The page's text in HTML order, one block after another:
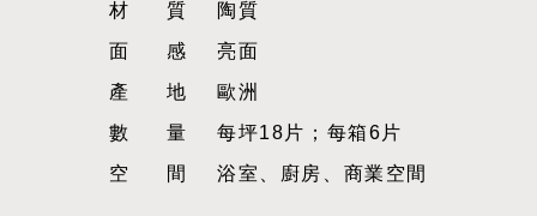
材質陶質
面感亮面
產地歐洲
數量每坪18片；每箱6片
空間浴室、廚房、商業空間